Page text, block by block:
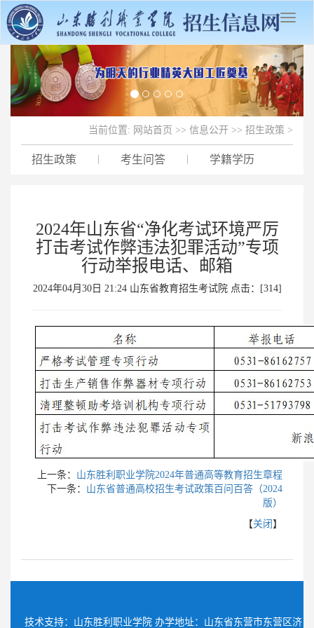
Previous Next
当前位置: 网站首页 >> 信息公开 >> 招生政策 >
招生政策 考生问答 学籍学历
2024年山东省“净化考试环境严厉
打击考试作弊违法犯罪活动”专项
行动举报电话、邮箱
2024年04月30日 21:24 山东省教育招生考试院 点击：[314]
上一条： 山东胜利职业学院2024年普通高等教育招生章程
下一条： 山东省普通高校招生考试政策百问百答（2024
版）
【关闭 】
技术支持：山东胜利职业学院 办学地址：山东省东营市东营区济